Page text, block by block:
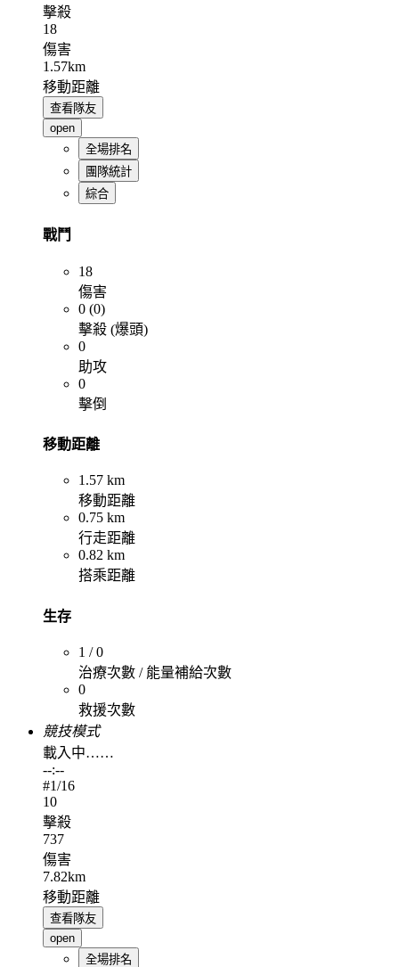
擊殺
18
傷害
1.57km
移動距離
查看隊友
open
全場排名
團隊統計
綜合
戰鬥
18
傷害
0 (0)
擊殺 (爆頭)
0
助攻
0
擊倒
移動距離
1.57 km
移動距離
0.75 km
行走距離
0.82 km
搭乘距離
生存
1 / 0
治療次數 / 能量補給次數
0
救援次數
競技模式
載入中……
--:--
#1/16
10
擊殺
737
傷害
7.82km
移動距離
查看隊友
open
全場排名